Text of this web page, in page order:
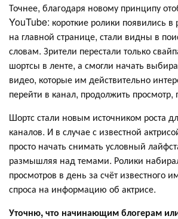
Точнее, благодаря новому принципу
YouTube: короткие ролики появились
на главной странице, стали видны в
словам. Зрители перестали только
шортсы в ленте, а смогли начать
видео, которые им действительно
перейти в канал, продолжить просмотр,
Шортс стали новым источником роста
каналов. И в случае с известной
просто начать снимать условный
размышляя над темами. Ролики
просмотров в день за счёт известного
спроса на информацию об актрисе.
Уточню, что начинающим блогерам